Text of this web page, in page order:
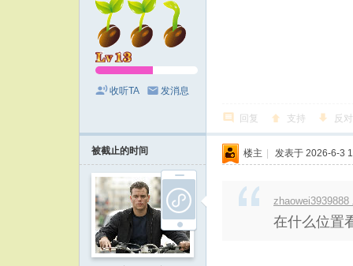
收听TA 发消息
回复 支持 反对
被截止的时间 楼主 | 发表于 2026-6-3
在什么位置